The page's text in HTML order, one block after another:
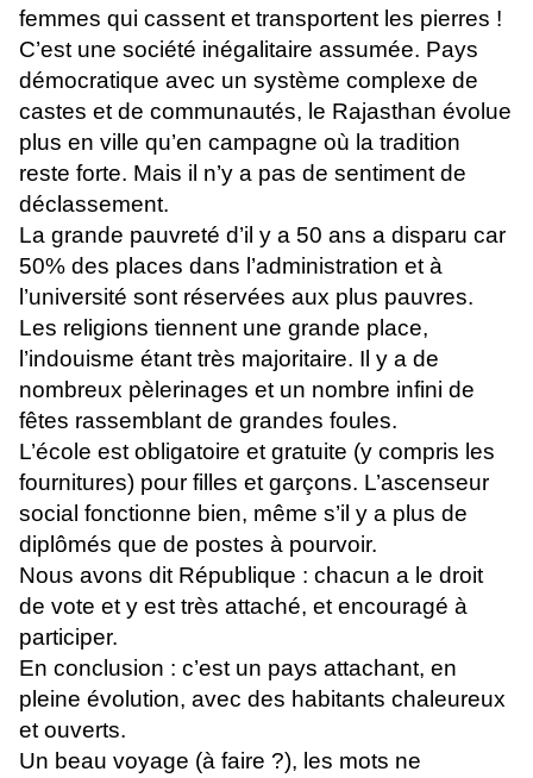
femmes qui cassent et transportent les pierres !
C’est une société inégalitaire assumée. Pays
démocratique avec un système complexe de
castes et de communautés, le Rajasthan évolue
plus en ville qu’en campagne où la tradition
reste forte. Mais il n’y a pas de sentiment de
déclassement.
La grande pauvreté d’il y a 50 ans a disparu car
50% des places dans l’administration et à
l’université sont réservées aux plus pauvres.
Les religions tiennent une grande place,
l’indouisme étant très majoritaire. Il y a de
nombreux pèlerinages et un nombre infini de
fêtes rassemblant de grandes foules.
L’école est obligatoire et gratuite (y compris les
fournitures) pour filles et garçons. L’ascenseur
social fonctionne bien, même s’il y a plus de
diplômés que de postes à pourvoir.
Nous avons dit République : chacun a le droit
de vote et y est très attaché, et encouragé à
participer.
En conclusion : c’est un pays attachant, en
pleine évolution, avec des habitants chaleureux
et ouverts.
Un beau voyage (à faire ?), les mots ne